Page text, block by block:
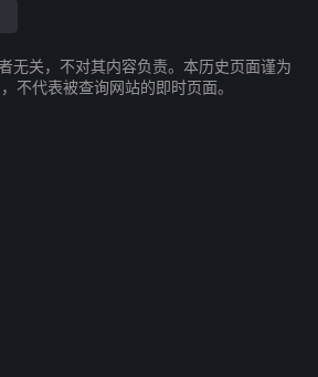
无关，不对其内容负责。本历史页面谨为
不代表被查询网站的即时页面。